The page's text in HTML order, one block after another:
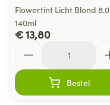
Flowertint Licht Blond 8.0
140ml
€ 13,80
Bestel